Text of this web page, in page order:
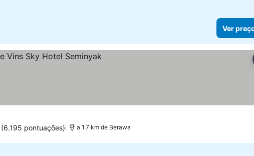
Ver
(6.195 pontuações) a 1.7 km de Berawa